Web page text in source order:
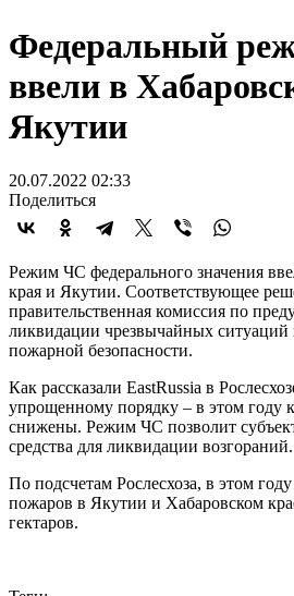
Федеральный
ввели в
Якутии
20.07.2022 02:33
Поделиться
Режим ЧС федерального значения
края и Якутии. Соответствующее
правительственная комиссия по
ликвидации чрезвычайных
пожарной безопасности.
Как рассказали EastRussia в
упрощенному порядку – в этом году
снижены. Режим ЧС позволит
средства для ликвидации возгораний.
По подсчетам Рослесхоза, в этом
пожаров в Якутии и Хабаровском
гектаров.